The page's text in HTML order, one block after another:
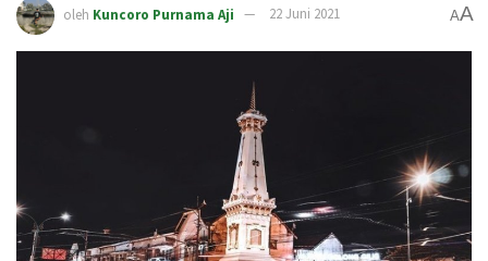
oleh Kuncoro Purnama Aji 22 Juni 2021 AA